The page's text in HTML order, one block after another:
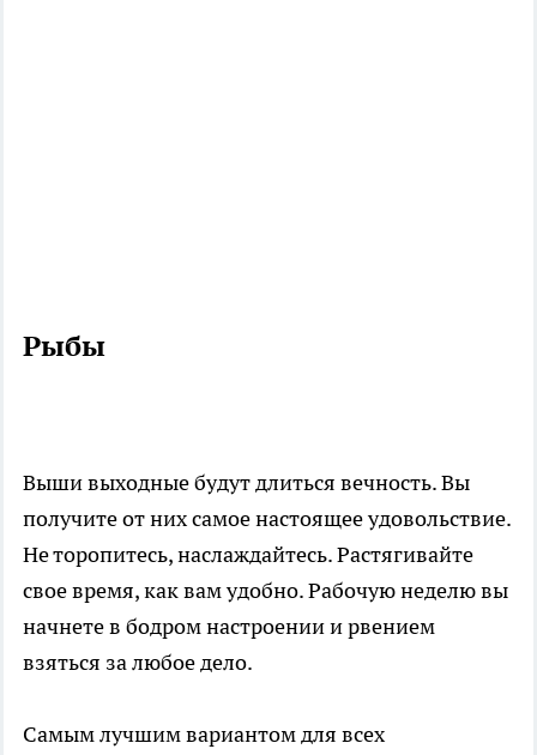
Рыбы
Выши выходные будут длиться вечность. Вы
получите от них самое настоящее удовольствие.
Не торопитесь, наслаждайтесь. Растягивайте
свое время, как вам удобно. Рабочую неделю вы
начнете в бодром настроении и рвением
взяться за любое дело.
Самым лучшим вариантом для всех